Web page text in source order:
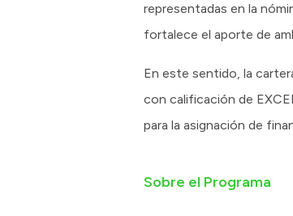
representadas en la
fortalece el aporte de
En este sentido, la
con calificación de
para la asignación de
Sobre el Programa